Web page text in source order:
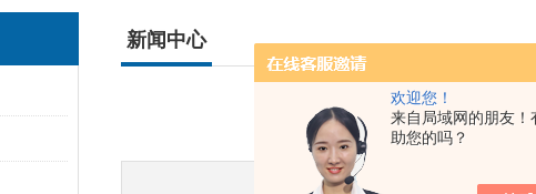
欢迎您！
来自局域网的朋友！
助您的吗？
新闻中心
气动T型隔
更新时